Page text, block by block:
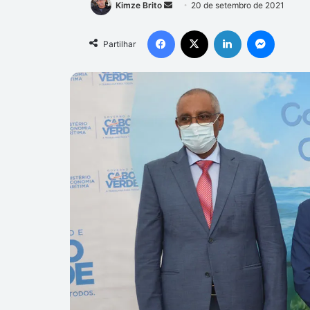
Kimze Brito
Mande
e-
mail
20 de setembro de 2021
Partilhar
Facebook Linkedin